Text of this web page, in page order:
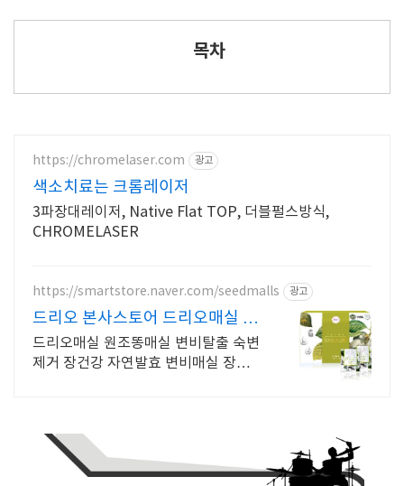
목차
https://chromelaser.com 광고
색소치료는 크롬레이저
3파장대레이저, Native Flat TOP, 더블펄스방식,
CHROMELASER
https://smartstore.naver.com/seedmalls 광고
드리오 본사스토어 드리오매실 매
일 쾌변매실
드리오매실 원조똥매실 변비탈출 숙변
제거 장건강 자연발효 변비매실 장청소